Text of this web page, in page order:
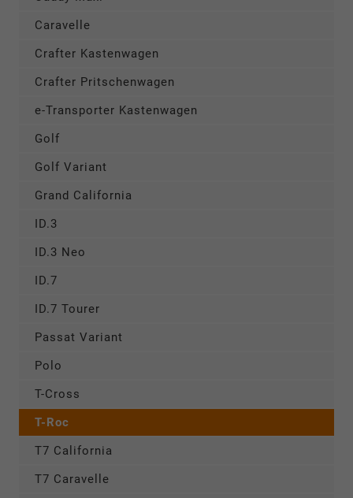
Caravelle
Crafter Kastenwagen
Crafter Pritschenwagen
e-Transporter Kastenwagen
Golf
Golf Variant
Grand California
ID.3
ID.3 Neo
ID.7
ID.7 Tourer
Passat Variant
Polo
T-Cross
T-Roc
T7 California
T7 Caravelle